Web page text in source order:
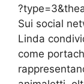
Sui social
Linda
come